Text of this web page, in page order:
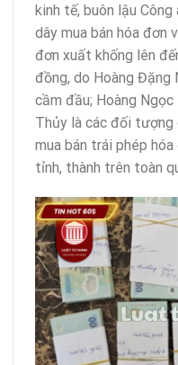
kinh tế, buôn lậu
dây mua bán hóa đơn
đơn xuất khống lên
đồng, do Hoàng Đặng
cầm đầu; Hoàng
Thủy là các đối tượng
mua bán trái phép
tỉnh, thành trên toàn